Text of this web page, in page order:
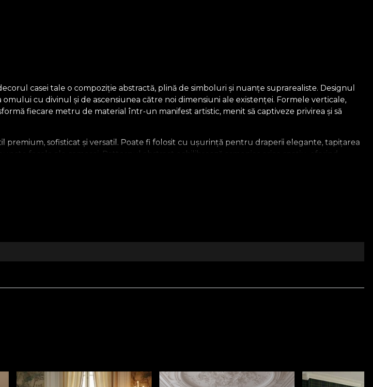
casei tale o compoziție abstractă, plină de simboluri și nuanțe suprarealiste. Designul
cu divinul și de ascensiunea către noi dimensiuni ale existenței. Formele verticale,
fiecare metru de material într-un manifest artistic, menit să captiveze privirea și să
sofisticat și versatil. Poate fi folosit cu ușurință pentru draperii elegante, tapițarea
focale ale camerei. Patternul abstract echilibrează armonios orice spațiu, oferind
încăpere într-un adevărat poem vizual. Mirrors deschide porțile către o estetică
în decor.
spațiu
de design interior
pentru interioare în care confortul tactil și eleganța vizuală sunt esențiale. Realizat
, fiind potrivit atât pentru utilizare rezidențială, cât și pentru proiecte profesionale de